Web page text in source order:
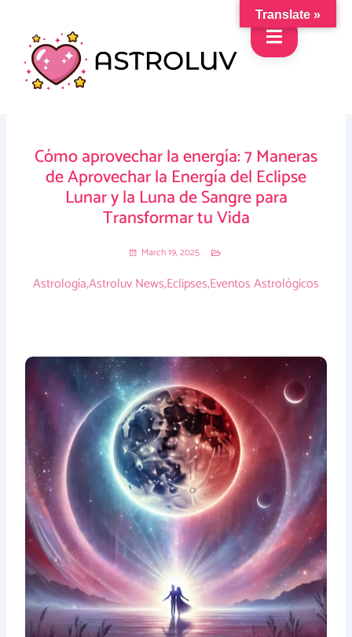
content
Cómo aprovechar la energía: 7 Maneras
de Aprovechar la Energía del Eclipse
Lunar y la Luna de Sangre para
Transformar tu Vida
March 19, 2025
Astrología,Astroluv News,Eclipses,Eventos Astrológicos
Translate »